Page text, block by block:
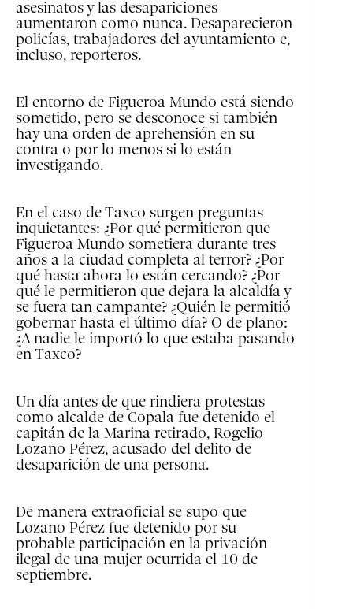
asesinatos y las desapariciones
aumentaron como nunca. Desaparecieron
policías, trabajadores del ayuntamiento e,
incluso, reporteros.
El entorno de Figueroa Mundo está siendo
sometido, pero se desconoce si también
hay una orden de aprehensión en su
contra o por lo menos si lo están
investigando.
En el caso de Taxco surgen preguntas
inquietantes: ¿Por qué permitieron que
Figueroa Mundo sometiera durante tres
años a la ciudad completa al terror? ¿Por
qué hasta ahora lo están cercando? ¿Por
qué le permitieron que dejara la alcaldía y
se fuera tan campante? ¿Quién le permitió
gobernar hasta el último día? O de plano:
¿A nadie le importó lo que estaba pasando
en Taxco?
Un día antes de que rindiera protestas
como alcalde de Copala fue detenido el
capitán de la Marina retirado, Rogelio
Lozano Pérez, acusado del delito de
desaparición de una persona.
De manera extraoficial se supo que
Lozano Pérez fue detenido por su
probable participación en la privación
ilegal de una mujer ocurrida el 10 de
septiembre.